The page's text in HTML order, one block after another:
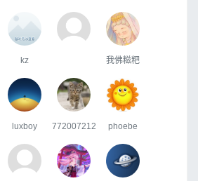
kz 我佛糍粑
luxboy 772007212 phoebe